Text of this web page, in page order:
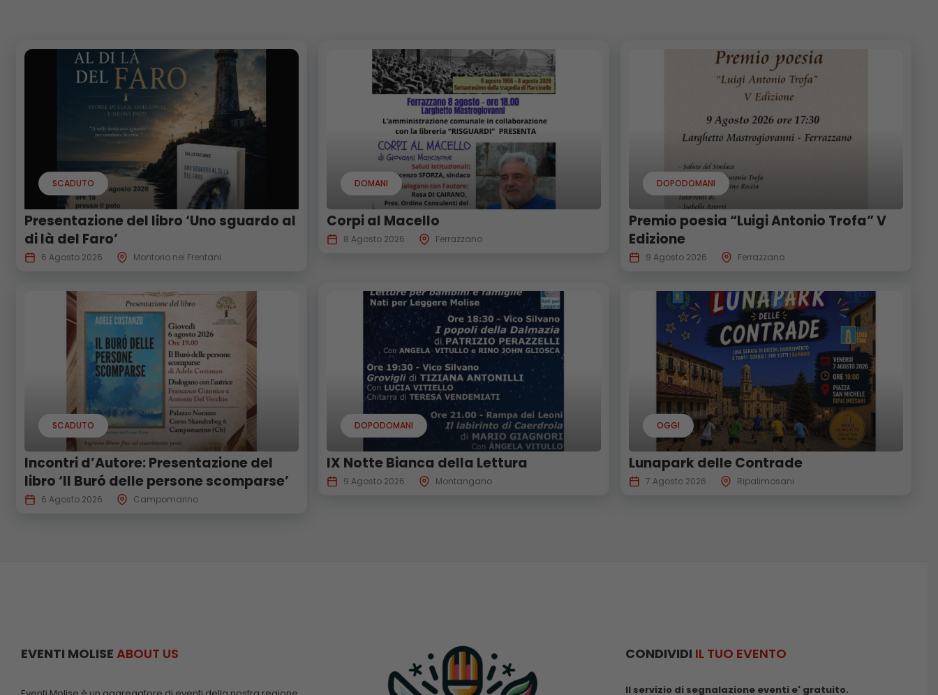
SCADUTO
Presentazione del libro ‘Uno sguardo al
di là del Faro’
6 Agosto 2026 Montorio nei Frentani
DOMANI
Corpi al Macello
8 Agosto 2026 Ferrazzano
DOPODOMANI
Premio poesia “Luigi Antonio Trofa” V
Edizione
9 Agosto 2026 Ferrazzano
SCADUTO
Incontri d’Autore: Presentazione del
libro ‘Il Buró delle persone scomparse’
6 Agosto 2026 Campomarino
DOPODOMANI
IX Notte Bianca della Lettura
9 Agosto 2026 Montangano
OGGI
Lunapark delle Contrade
7 Agosto 2026 Ripalimosani
EVENTI MOLISE ABOUT US CONDIVIDI IL TUO EVENTO
Il servizio di segnalazione eventi e' gratuito.